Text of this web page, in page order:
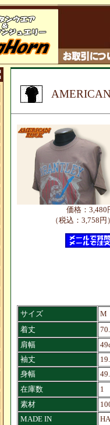
価格：3,480
（税込：3,758円
サイズ
M
着丈
肩幅
袖丈
身幅
在庫数
1
素材
MADE IN